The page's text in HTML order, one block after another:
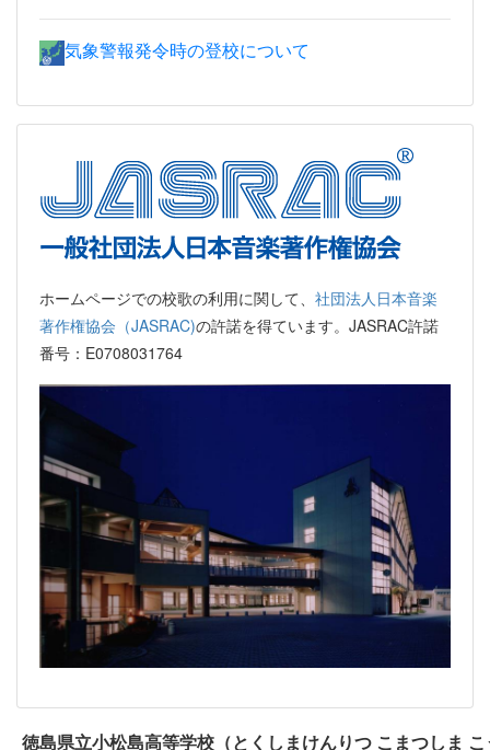
気象警報発令時の登校について
ホームページでの校歌の利用に関して、 社団法人日本音楽
著作権協会（JASRAC)の許諾を得ています。JASRAC許諾
番号：E0708031764
徳島県立小松島高等学校（とくしまけんりつ こまつしま